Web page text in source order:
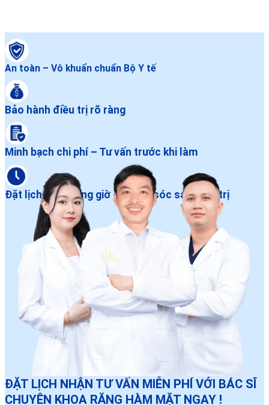
An toàn – Vô khuẩn chuẩn Bộ Y tế
Bảo hành điều trị rõ ràng
Minh bạch chi phí – Tư vấn trước khi làm
Đặt lịch dễ – Đúng giờ – Chăm sóc sau điều trị
ĐẶT LỊCH NHẬN TƯ VẤN MIỄN PHÍ VỚI BÁC SĨ
CHUYÊN KHOA RĂNG HÀM MẶT NGAY !